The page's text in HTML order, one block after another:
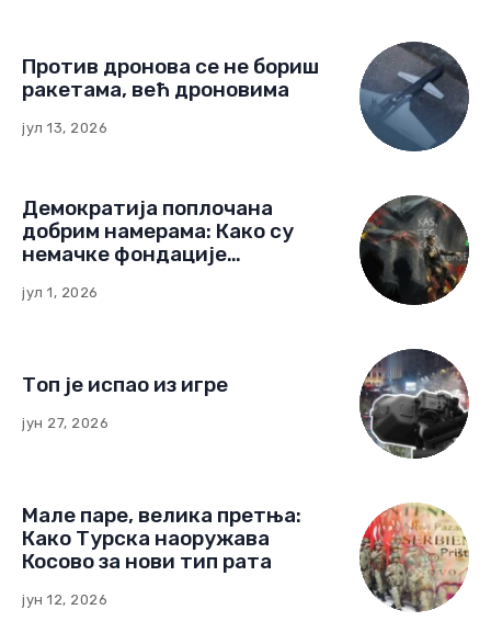
Против дронова се не бориш
ракетама, већ дроновима
јул 13, 2026
Демократија поплочана
добрим намерама: Како су
немачке фондације
Црној Гори
јул 1, 2026
Топ је испао из игре
јун 27, 2026
Мале паре, велика претња:
Како Турска наоружава
Косово за нови тип рата
јун 12, 2026